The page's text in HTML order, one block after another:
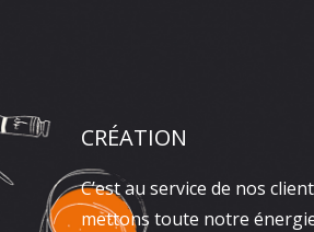
CRÉATION
C’est au service de nos
mettons toute notre